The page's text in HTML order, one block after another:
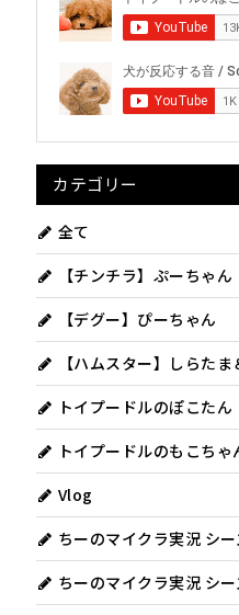
カテゴリー
全て
【チンチラ】ぷーちゃん
【デグー】ぴーちゃん
【ハムスター】しらた
トイプードルのぽこたん
トイプードルのもこちゃ
Vlog
ちーのマイクラ実況 シ
ちーのマイクラ実況 シ